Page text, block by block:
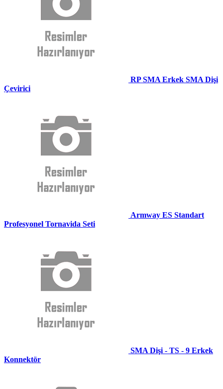
RP SMA Erkek SMA Dişi
Çevirici
Armway ES Standart
Profesyonel Tornavida Seti
SMA Dişi - TS - 9 Erkek
Konnektör